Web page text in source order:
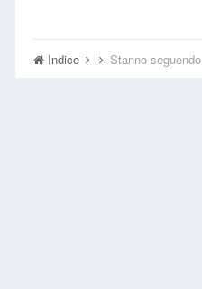
Indice Stanno seguendo